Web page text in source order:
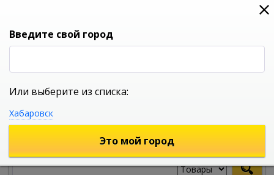
0
УНИВЕРСАЛЬНЫЙ ИНТЕРНЕТ МАГАЗИН
Введите свой город
Или выберите из списка:
Хабаровск
Это мой город